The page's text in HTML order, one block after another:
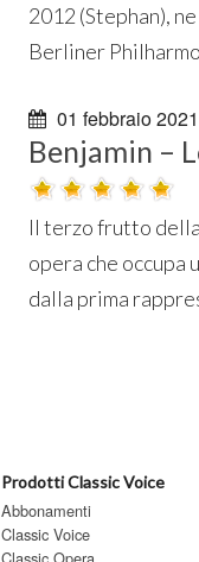
2012 (Stephan),
Berliner
01 febbraio 2021
Benjamin –
Il terzo frutto
opera che occupa
dalla prima
Prodotti Classic Voice
Abbonamenti
Classic Voice